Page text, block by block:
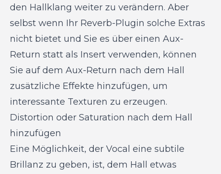
den Hallklang weiter zu verändern. Aber
selbst wenn Ihr Reverb-Plugin solche Extras
nicht bietet und Sie es über einen Aux-
Return statt als Insert verwenden, können
Sie auf dem Aux-Return nach dem Hall
zusätzliche Effekte hinzufügen, um
interessante Texturen zu erzeugen.
Distortion oder Saturation nach dem Hall
hinzufügen
Eine Möglichkeit, der Vocal eine subtile
Brillanz zu geben, ist, dem Hall etwas